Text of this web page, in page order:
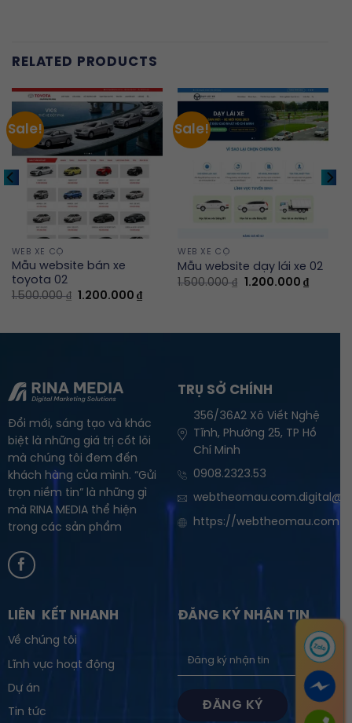
RELATED PRODUCTS
Sale!
WEB XE CỘ
Mẫu website bán xe
toyota 02
1.500.000₫ Original
1.200.000₫Current
Sale!
WEB XE CỘ
Mẫu website dạy lái xe 02
1.500.000₫ Original
1.200.000 ₫Current
Đổi mới, sáng tạo và khác
biệt là những giá trị cốt lõi
mà chúng tôi đem đến
khách hàng của mình. “Gửi
trọn niềm tin” là những gì
mà RINA MEDIA thể hiện
trong các sản phẩm
TRỤ SỞ CHÍNH
356/36A2 Xô Viết Nghệ
Tĩnh, Phường 25, TP Hồ
Chí Minh
0908.2323.53
https://webtheomau.com
LIÊN KẾT NHANH
Về chúng tôi
Lĩnh vực hoạt động
Dự án
Tin tức
ĐĂNG KÝ NHẬN TIN